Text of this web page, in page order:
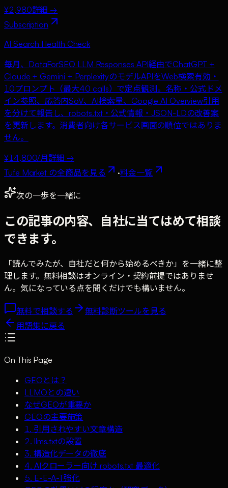
¥2,980詳細 →
Subscription
AI Search Health Check
毎月、DataForSEO LLM Responses API経由でChatGPT +
Claude + Gemini + PerplexityのモデルAPIをWeb検索有効・
10プロンプト（最大40 calls）で定点観測。名称・公式ドメ
イン参照、応答内SoV、AI検索量、Google AI Overview引用
を分けて報告し、robots.txt・公式情報・JSON-LDの改善案
を更新します。消費者向け各サービス画面の順位ではありま
せん。
¥14,800/月詳細 →
Tufe Market の全商品を見る
·料金一覧
次の一歩を一緒に
この記事の内容、自社に当てはめて相談
できます。
「読んでみたが、自社だと何から始めるべきか」を一緒に整
理します。無料相談はオンライン・契約前提ではありませ
ん。気になっている点を聞くだけでも構いません。
無料で相談する
無料診断ツールを見る
用語集に戻る
On This Page
GEOとは？
LLMOとの違い
なぜGEOが重要か
GEOの主要施策
1. 引用されやすい文章構造
2. llms.txtの設置
3. 構造化データの徹底
4. AIクローラー向け robots.txt 最適化
5. E-E-A-T強化